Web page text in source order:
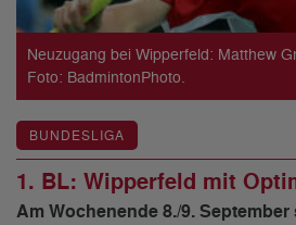
Neuzugang bei Wipperfeld: Matthew
Foto: BadmintonPhoto.
BUNDESLIGA
1. BL: Wipperfeld mit
Am Wochenende 8./9. September